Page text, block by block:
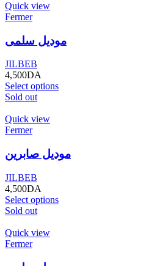
Quick view
Fermer
موديل سلمى
JILBEB
4,500DA
Select options
Sold out
Quick view
Fermer
موديل صابرين
JILBEB
4,500DA
Select options
Sold out
Quick view
Fermer